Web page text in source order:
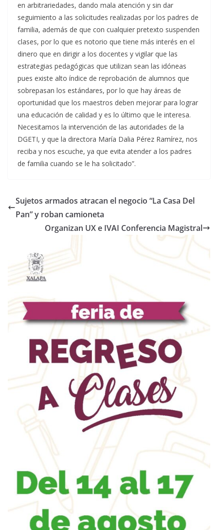
en arbitrariedades, dando mala atención y sin dar
seguimiento a las solicitudes realizadas por los padres de
familia, además de que con cualquier pretexto suspenden
clases, por lo que es notorio que tiene más interés en el
dinero que en dirigir a los docentes y vigilar que las
estrategias pedagógicas que utilizan sean las idóneas
pues existe alto índice de reprobación de alumnos que
sobrepasan los estándares, por lo que hay áreas de
oportunidad que los maestros deben mejorar para lograr
una educación de calidad y es lo último que le interesa.
Necesitamos la intervención de las autoridades de la
DGETI, y que la directora María Dalia Pérez Ramírez, nos
reciba y nos escuche, ya que evita atender a los padres
de familia cuando se le ha solicitado”.
Sujetos armados atracan el negocio “La Casa Del
Pan” y roban camioneta
Organizan UX e IVAI Conferencia Magistral